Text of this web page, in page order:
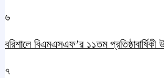
৬
বরিশালে বিএমএসএফ’র ১১তম প্রতিষ্ঠাবার্ষিকী
৭